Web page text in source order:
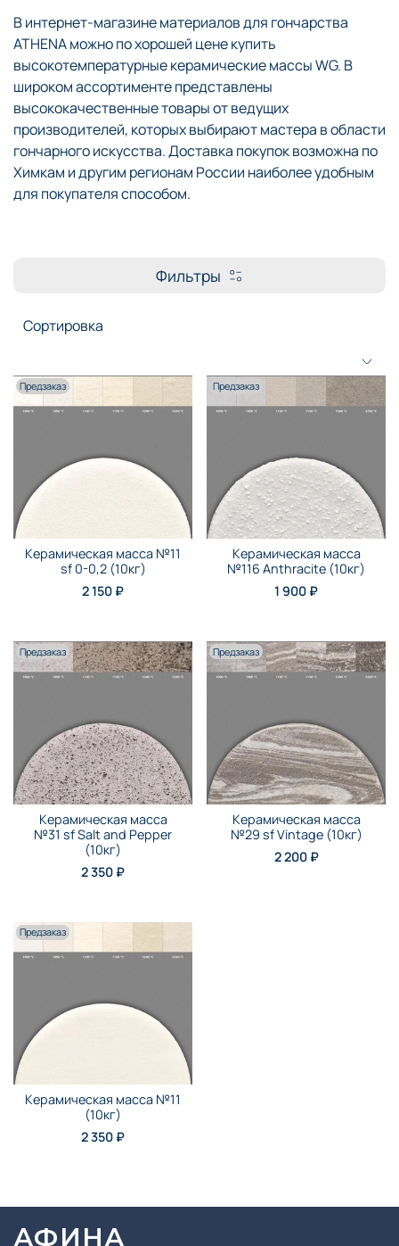
В интернет-магазине материалов для гончарства
ATHENA можно по хорошей цене купить
высокотемпературные керамические массы WG. В
широком ассортименте представлены
высококачественные товары от ведущих
производителей, которых выбирают мастера в области
гончарного искусства. Доставка покупок возможна по
Химкам и другим регионам России наиболее удобным
для покупателя способом.
Фильтры
Предзаказ
Керамическая масса №11
sf 0-0,2 (10кг)
2 150 ₽
Предзаказ
Керамическая масса
№116 Anthraсite (10кг)
1 900 ₽
Предзаказ
Керамическая масса
№31 sf Salt and Pepper
(10кг)
2 350 ₽
Предзаказ
Керамическая масса
№29 sf Vintage (10кг)
2 200 ₽
Предзаказ
Керамическая масса №11
(10кг)
2 350 ₽
АФИНА